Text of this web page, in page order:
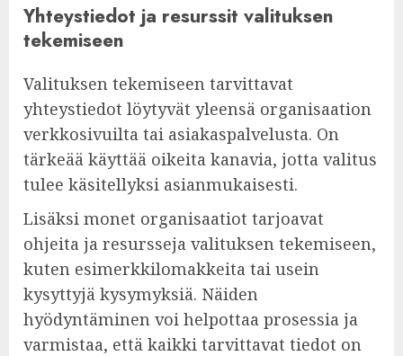
Yhteystiedot ja resurssit valituksen
tekemiseen
Valituksen tekemiseen tarvittavat
yhteystiedot löytyvät yleensä organisaation
verkkosivuilta tai asiakaspalvelusta. On
tärkeää käyttää oikeita kanavia, jotta valitus
tulee käsitellyksi asianmukaisesti.
Lisäksi monet organisaatiot tarjoavat
ohjeita ja resursseja valituksen tekemiseen,
kuten esimerkkilomakkeita tai usein
kysyttyjä kysymyksiä. Näiden
hyödyntäminen voi helpottaa prosessia ja
varmistaa, että kaikki tarvittavat tiedot on